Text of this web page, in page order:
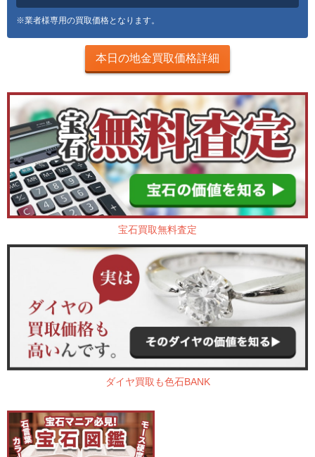
※業者様専用の買取価格となります。
本日の地金買取価格詳細
宝石買取無料査定
ダイヤ買取も色石BANK